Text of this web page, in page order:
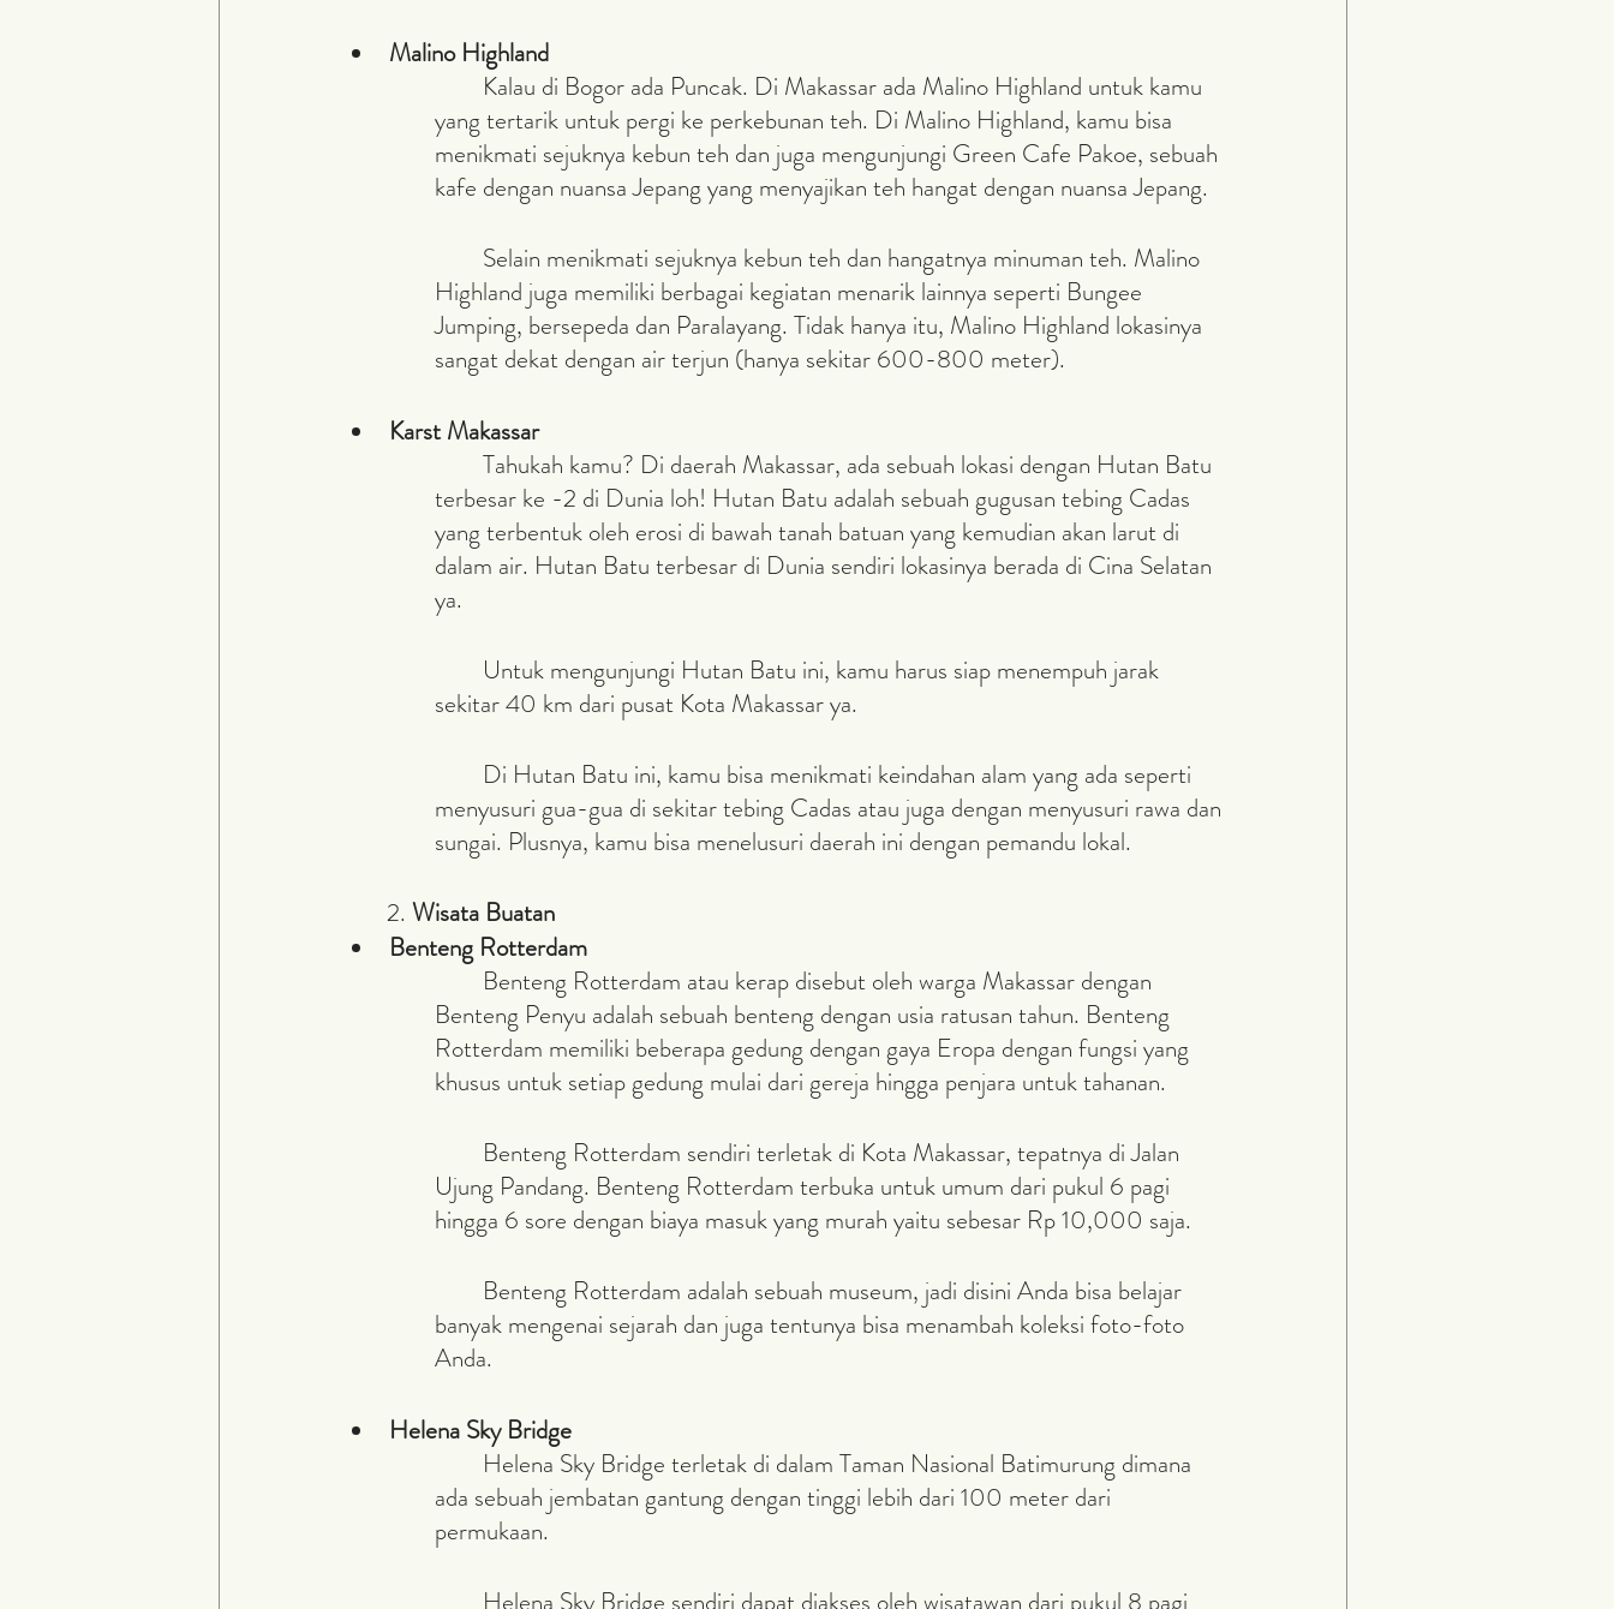
Malino Highland
yang tertarik untuk pergi ke perkebunan teh. Di Malino Highland, kamu bisa
menikmati sejuknya kebun teh dan juga mengunjungi Green Cafe Pakoe, sebuah
kafe dengan nuansa Jepang yang menyajikan teh hangat dengan nuansa Jepang.
Highland juga memiliki berbagai kegiatan menarik lainnya seperti Bungee
Jumping, bersepeda dan Paralayang. Tidak hanya itu, Malino Highland lokasinya
sangat dekat dengan air terjun (hanya sekitar 600-800 meter).
Karst Makassar
terbesar ke -2 di Dunia loh! Hutan Batu adalah sebuah gugusan tebing Cadas
yang terbentuk oleh erosi di bawah tanah batuan yang kemudian akan larut di
dalam air. Hutan Batu terbesar di Dunia sendiri lokasinya berada di Cina Selatan
ya.
sekitar 40 km dari pusat Kota Makassar ya.
menyusuri gua-gua di sekitar tebing Cadas atau juga dengan menyusuri rawa dan
sungai. Plusnya, kamu bisa menelusuri daerah ini dengan pemandu lokal.
	2.
Wisata Buatan
Benteng Rotterdam
Benteng Penyu adalah sebuah benteng dengan usia ratusan tahun. Benteng
Rotterdam memiliki beberapa gedung dengan gaya Eropa dengan fungsi yang
khusus untuk setiap gedung mulai dari gereja hingga penjara untuk tahanan.
Ujung Pandang. Benteng Rotterdam terbuka untuk umum dari pukul 6 pagi
hingga 6 sore dengan biaya masuk yang murah yaitu sebesar Rp 10,000 saja.
banyak mengenai sejarah dan juga tentunya bisa menambah koleksi foto-foto
Anda.
Helena Sky Bridge
ada sebuah jembatan gantung dengan tinggi lebih dari 100 meter dari
permukaan.